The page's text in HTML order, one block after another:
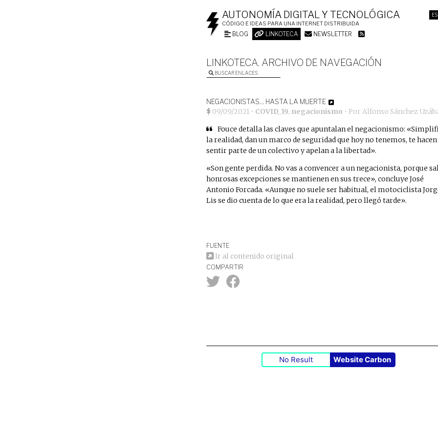
ES
AUTONOMÍA DIGITAL Y TECNOLÓGICA
CÓDIGO E IDEAS PARA UNA INTERNET DISTRIBUIDA
BLOG LINKOTECA NEWSLETTER
LINKOTECA. ARCHIVO DE NAVEGACIÓN
BUSCAR ENLACES
NEGACIONISTAS… HASTA LA MUERTE
09/09/2021 • COVID_19, negacionismo • Por Alfonso Sánchez
Fouce detalla las claves que apuntalan el negacionismo:
la realidad, dan un marco de seguridad que hoy no tenemos, te hacen
sentir parte de un colectivo y apelan a la libertad».
«Son gente perdida. No vas a convencer a un negacionista, porque
honrosas excepciones se mantienen en sus trece», concluye José
Antonio Forcada. «Aunque no suele ser habitual, el motociclista
Lis se dio cuenta de lo que era la realidad, pero llegó tarde».
FUENTE
Ir al contenido original
COMPARTIR
No Result Website Carbon